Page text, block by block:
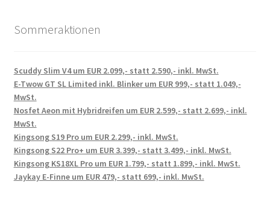
Sommeraktionen
Scuddy Slim V4 um EUR 2.099,- statt 2.590,- inkl. MwSt.
E-Twow GT SL Limited inkl. Blinker um EUR 999,- statt 1.049,-
MwSt.
Nosfet Aeon mit Hybridreifen um EUR 2.599,- statt 2.699,- inkl.
MwSt.
Kingsong S19 Pro um EUR 2.299,- inkl. MwSt.
Kingsong S22 Pro+ um EUR 3.399,- statt 3.499,- inkl. MwSt.
Kingsong KS18XL Pro um EUR 1.799,- statt 1.899,- inkl. MwSt.
Jaykay E-Finne um EUR 479,- statt 699,- inkl. MwSt.